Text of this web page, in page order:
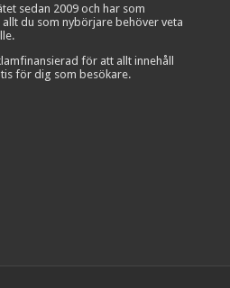
sedan 2009 och har som
du som nybörjare behöver veta
för att allt innehåll
för dig som besökare.